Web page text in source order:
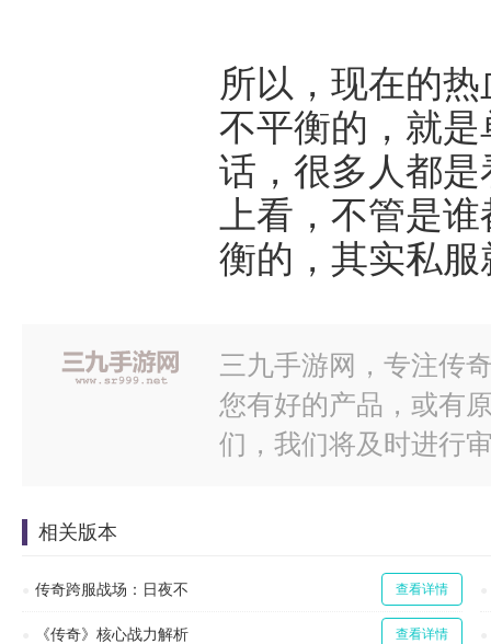
所以，现在的
不平衡的，就
话，很多人都
上看，不管是
衡的，其实私
三九手游网，专注传
您有好的产品，或有
们，我们将及时进行
相关版本
查看详情
传奇跨服战场：日夜不
查看详情
《传奇》核心战力解析